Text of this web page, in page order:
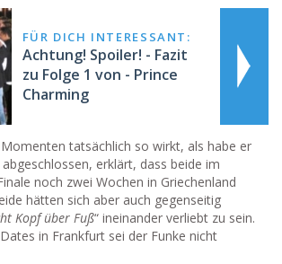
FÜR DICH INTERESSANT:
Achtung! Spoiler! - Fazit
zu Folge 1 von - Prince
Charming
tatsächlich so wirkt, als habe er
erklärt, dass beide im
noch zwei Wochen in Griechenland
hätten sich aber auch gegenseitig
Kopf über Fuß“ ineinander verliebt zu sein.
in Frankfurt sei der Funke nicht